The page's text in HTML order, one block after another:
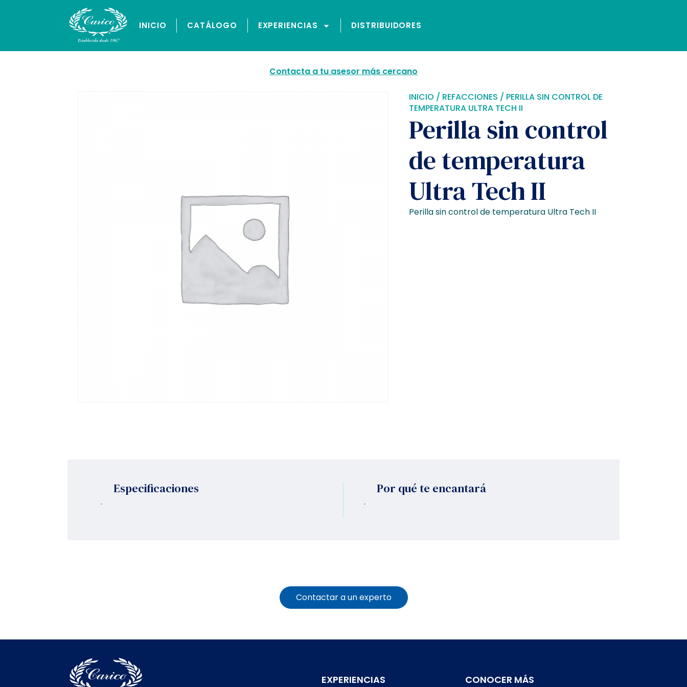
INICIO CATÁLOGO EXPERIENCIAS DISTRIBUIDORES
Contacta a tu asesor más cercano
INICIO / REFACCIONES / PERILLA SIN CONTROL DE
TEMPERATURA ULTRA TECH II
Perilla sin control
de temperatura
Ultra Tech II
Perilla sin control de temperatura Ultra Tech II
Especificaciones
.
Por qué te encantará
.
Contactar a un experto
EXPERIENCIAS CONOCER MÁS